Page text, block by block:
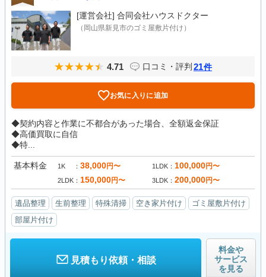
[運営会社] 合同会社ハウスドクター
（岡山県新見市のゴミ屋敷片付け）
4.71 口コミ・評判 21件
お気に入りに追加
◆契約内容と作業に不都合があった場合、全額返金保証
◆高価買取に自信
◆特...
基本料金 1K 38,000円〜 1LDK 100,000円〜
2LDK 150,000円〜 3LDK 200,000円〜
遺品整理 生前整理 特殊清掃 空き家片付け
ゴミ屋敷片付け
部屋片付け
見積もり依頼・相談
料金や
サービス
を見る